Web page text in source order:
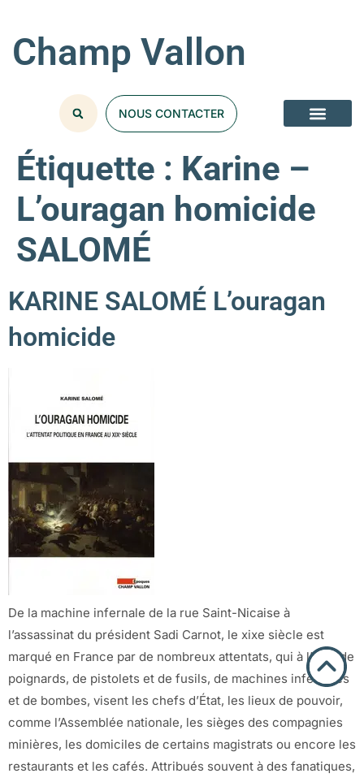
Champ Vallon
NOUS CONTACTER
Étiquette : Karine –
L’ouragan homicide
SALOMÉ
KARINE SALOMÉ L’ouragan
homicide
De la machine infernale de la rue Saint-Nicaise à
l’assassinat du président Sadi Carnot, le xixe siècle est
marqué en France par de nombreux attentats, qui à l’aide de
poignards, de pistolets et de fusils, de machines infernales
et de bombes, visent les chefs d’État, les lieux de pouvoir,
comme l’Assemblée nationale, les sièges des compagnies
minières, les domiciles de certains magistrats ou encore les
restaurants et les cafés. Attribués souvent à des fanatiques,